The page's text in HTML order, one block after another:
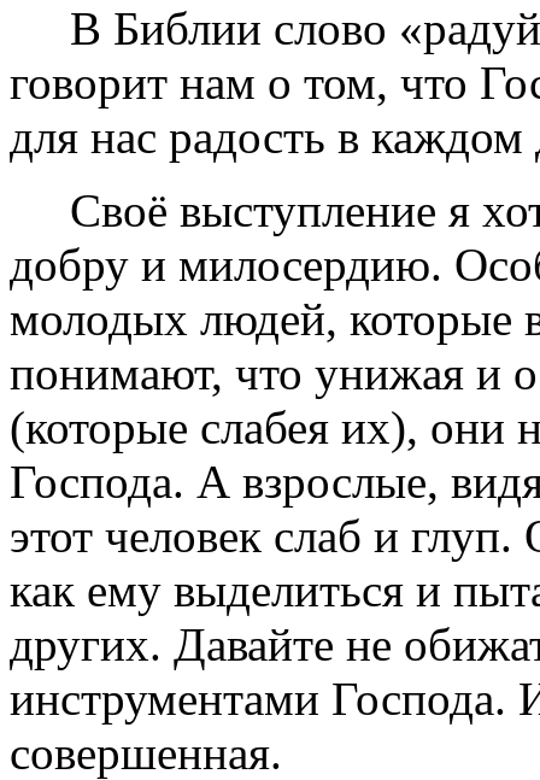
В Библии слово
говорит нам о том, что
для нас радость в
Своё выступление я
добру и милосердию.
молодых людей, которые
понимают, что унижая и
(которые слабея их), они
Господа. А взрослые,
этот человек слаб и
как ему выделиться и
других. Давайте не
инструментами Господа.
совершенная.